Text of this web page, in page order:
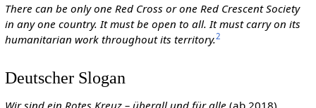
There can be only one Red Cross or one Red Crescent Society
in any one country. It must be open to all. It must carry on its
humanitarian work throughout its territory.2
Deutscher Slogan